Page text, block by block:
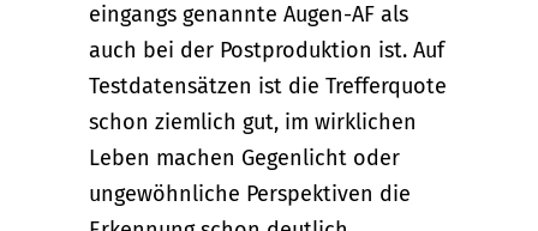
eingangs genannte Augen-AF als
auch bei der Postproduktion ist. Auf
Testdatensätzen ist die Trefferquote
schon ziemlich gut, im wirklichen
Leben machen Gegenlicht oder
ungewöhnliche Perspektiven die